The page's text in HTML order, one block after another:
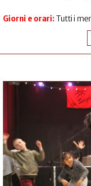
Giorni e orari: Tutti i